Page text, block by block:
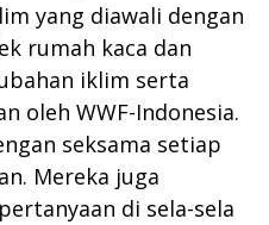
yang diawali dengan
rumah kaca dan
iklim serta
oleh WWF-Indonesia.
seksama setiap
Mereka juga
di sela-sela